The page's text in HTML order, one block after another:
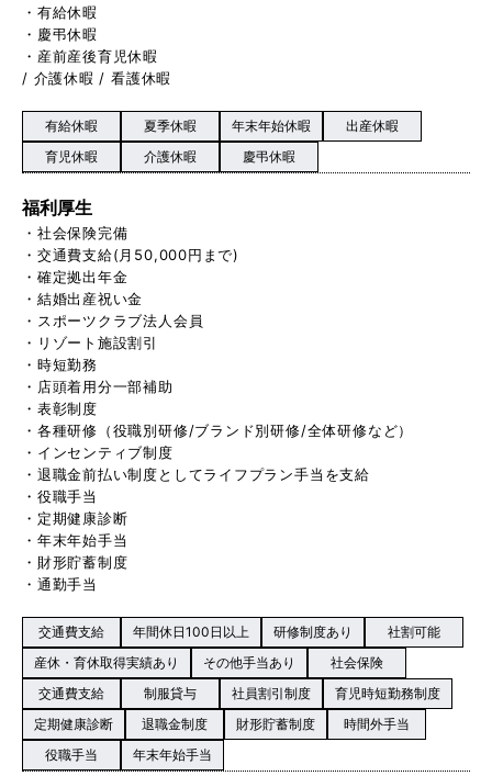
・有給休暇
・慶弔休暇
・産前産後育児休暇
/ 介護休暇 / 看護休暇
有給休暇 夏季休暇 年末年始休暇
出産休暇
育児休暇
介護休暇 慶弔休暇
福利厚生
・社会保険完備
・交通費支給(月50,000円まで)
・確定拠出年金
・結婚出産祝い金
・スポーツクラブ法人会員
・リゾート施設割引
・時短勤務
・店頭着用分一部補助
・表彰制度
・各種研修（役職別研修/ブランド別研修/全体研修など）
・インセンティブ制度
・退職金前払い制度としてライフプラン手当を支給
・役職手当
・定期健康診断
・年末年始手当
・財形貯蓄制度
・通勤手当
交通費支給 年間休日100日以上 研修制度あり
社割可能
産休・育休取得実績あり
その他手当あり
社会保険
交通費支給
制服貸与 社員割引制度
育児時短勤務制度
定期健康診断
退職金制度 財形貯蓄制度
時間外手当
役職手当
年末年始手当